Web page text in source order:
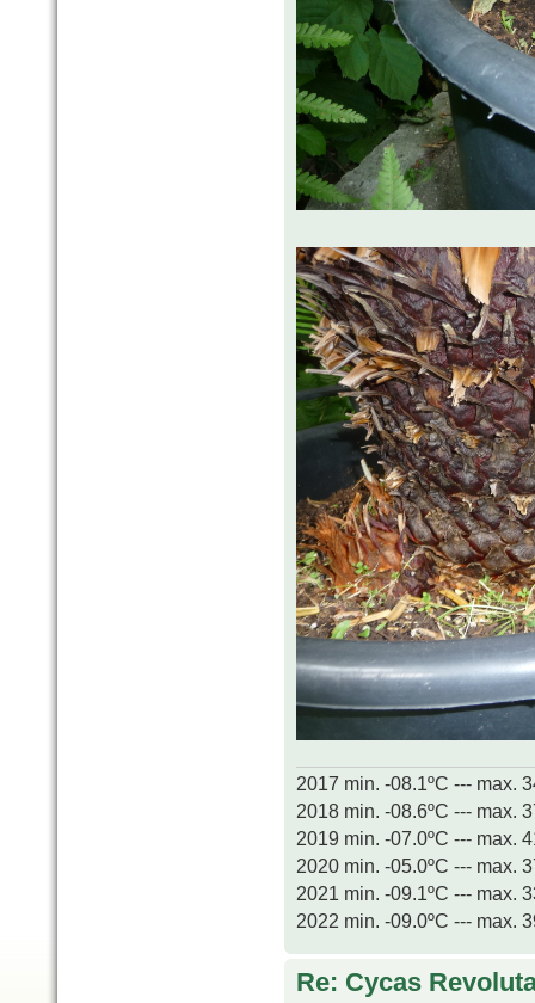
2017 min. -08.1ºC --- max.
2018 min. -08.6ºC --- max.
2019 min. -07.0ºC --- max.
2020 min. -05.0ºC --- max.
2021 min. -09.1ºC --- max.
2022 min. -09.0ºC --- max.
Re: Cycas